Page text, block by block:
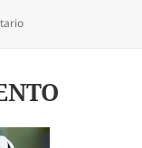
en LAS LUCES DE